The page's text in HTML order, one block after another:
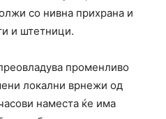
со нивна прихрана и
и штетници.
променливо
локални врнежи од
наместа ќе има